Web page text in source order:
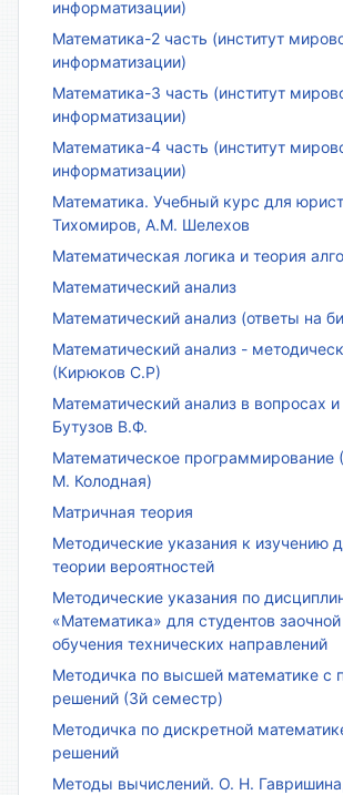
информатизации)
Математика-2 часть (институт
информатизации)
Математика-3 часть (институт
информатизации)
Математика-4 часть (институт
информатизации)
Математика. Учебный курс для
Тихомиров, А.М. Шелехов
Математическая логика и теория
Математический анализ
Математический анализ (ответы на
Математический анализ -
(Кирюков С.Р)
Математический анализ в вопросах и
Бутузов В.Ф.
Математическое программирование
М. Колодная)
Матричная теория
Методические указания к изучению
теории вероятностей
Методические указания по
«Математика» для студентов
обучения технических направлений
Методичка по высшей математике с
решений (3й семестр)
Методичка по дискретной
решений
Методы вычислений. О. Н.